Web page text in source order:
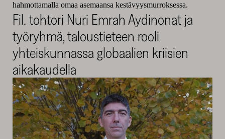
hahmottamalla omaa asemaansa kestävyysmurroksessa.
Fil. tohtori Nuri Emrah Aydinonat ja
työryhmä, taloustieteen rooli
yhteiskunnassa globaalien kriisien
aikakaudella